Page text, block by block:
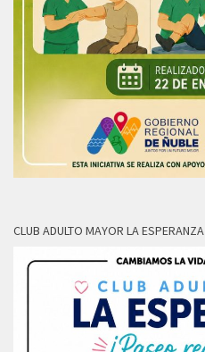
CLUB ADULTO MAYOR LA ESPERANZA